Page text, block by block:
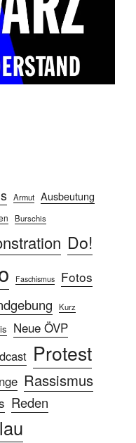
Armut Ausbeutung
Burschis
Do!
Faschismus Fotos
Kurz
Neue ÖVP
Protest
Rassismus
Reden